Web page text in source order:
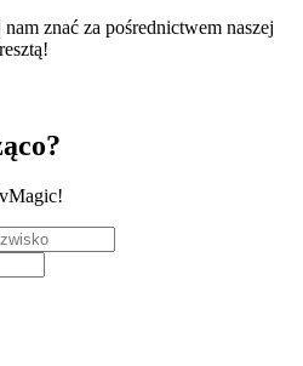
znać za pośrednictwem naszej